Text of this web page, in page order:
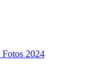
Fotos 2024